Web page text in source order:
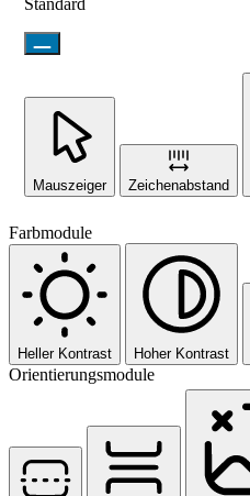
Mauszeiger Zeichenabstand
Farbmodule
Heller Kontrast Hoher Kontrast
Orientierungsmodule